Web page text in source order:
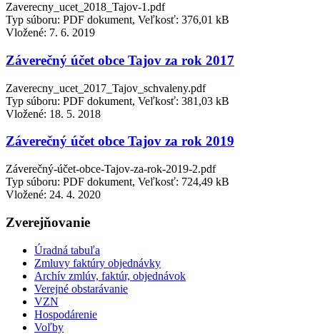
Zaverecny_ucet_2018_Tajov-1.pdf
Typ súboru: PDF dokument, Veľkosť: 376,01 kB
Vložené: 7. 6. 2019
Záverečný účet obce Tajov za rok 2017
Zaverecny_ucet_2017_Tajov_schvaleny.pdf
Typ súboru: PDF dokument, Veľkosť: 381,03 kB
Vložené: 18. 5. 2018
Záverečný účet obce Tajov za rok 2019
Záverečný-účet-obce-Tajov-za-rok-2019-2.pdf
Typ súboru: PDF dokument, Veľkosť: 724,49 kB
Vložené: 24. 4. 2020
Zverejňovanie
Úradná tabuľa
Zmluvy faktúry objednávky
Archív zmlúv, faktúr, objednávok
Verejné obstarávanie
VZN
Hospodárenie
Voľby